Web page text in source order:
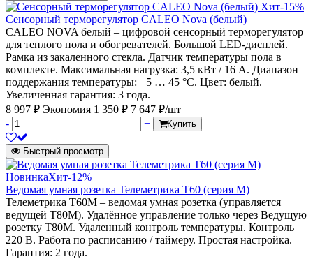
Хит-15%
Сенсорный терморегулятор CALEO Nova (белый)
CALEO NOVA белый – цифровой сенсорный терморегулятор
для теплого пола и обогревателей. Большой LED-дисплей.
Рамка из закаленного стекла. Датчик температуры пола в
комплекте. Максимальная нагрузка: 3,5 кВт / 16 А. Диапазон
поддержания температуры: +5 … 45 °С. Цвет: белый.
Увеличенная гарантия: 3 года.
8 997 ₽ Экономия 1 350 ₽ 7 647 ₽/шт
-
+ Купить
Быстрый просмотр
НовинкаХит-12%
Ведомая умная розетка Телеметрика Т60 (серия M)
Телеметрика Т60M – ведомая умная розетка (управляется
ведущей Т80M). Удалённое управление только через Ведущую
розетку Т80М. Удаленный контроль температуры. Контроль
220 В. Работа по расписанию / таймеру. Простая настройка.
Гарантия: 2 года.